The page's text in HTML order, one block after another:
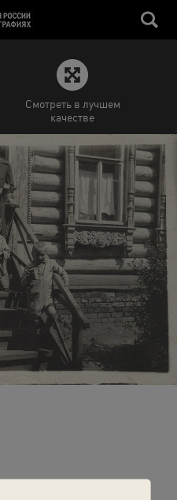
Смотреть в лучшем
качестве